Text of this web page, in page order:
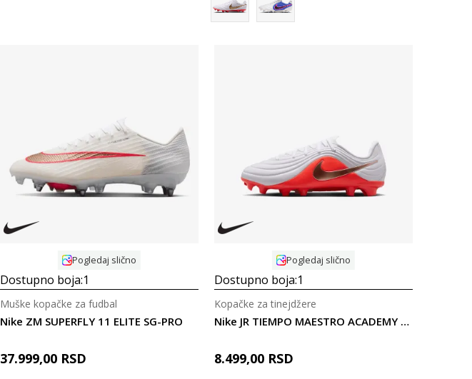
Uporedi
Pogledaj slično
Dostupno boja:1
Nike ZM SUPERFLY 11 ELITE SG-PRO
Muške kopačke za fudbal
37.999,00 RSD
Uporedi
Pogledaj slično
Dostupno boja:1
Nike JR TIEMPO MAESTRO ACADEMY FGMG
Kopačke za tinejdžere
8.499,00 RSD